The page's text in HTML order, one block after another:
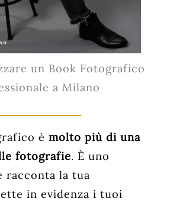
un Book Fotografico
a Milano
èmolto più di una
fotografie. È uno
racconta la tua
in evidenza i tuoi